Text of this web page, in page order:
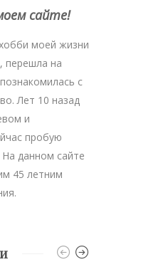
сайте!
моей жизни
перешла на
с
Лет 10 назад
и
пробую
данном сайте
45 летним